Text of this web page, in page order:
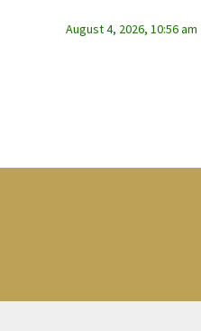
August 4, 2026, 10:56 am